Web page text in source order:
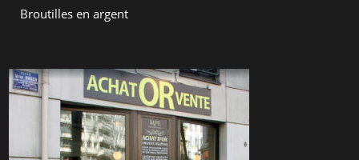
Broutilles en argent